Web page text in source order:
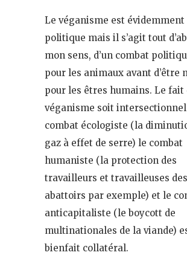
Le véganisme est évidemment
politique mais il s’agit tout
mon sens, d’un combat
pour les animaux avant d’être
pour les êtres humains. Le fait
véganisme soit intersectionnel
combat écologiste (la
gaz à effet de serre) le combat
humaniste (la protection des
travailleurs et travailleuses des
abattoirs par exemple) et le
anticapitaliste (le boycott de
multinationales de la viande)
bienfait collatéral.